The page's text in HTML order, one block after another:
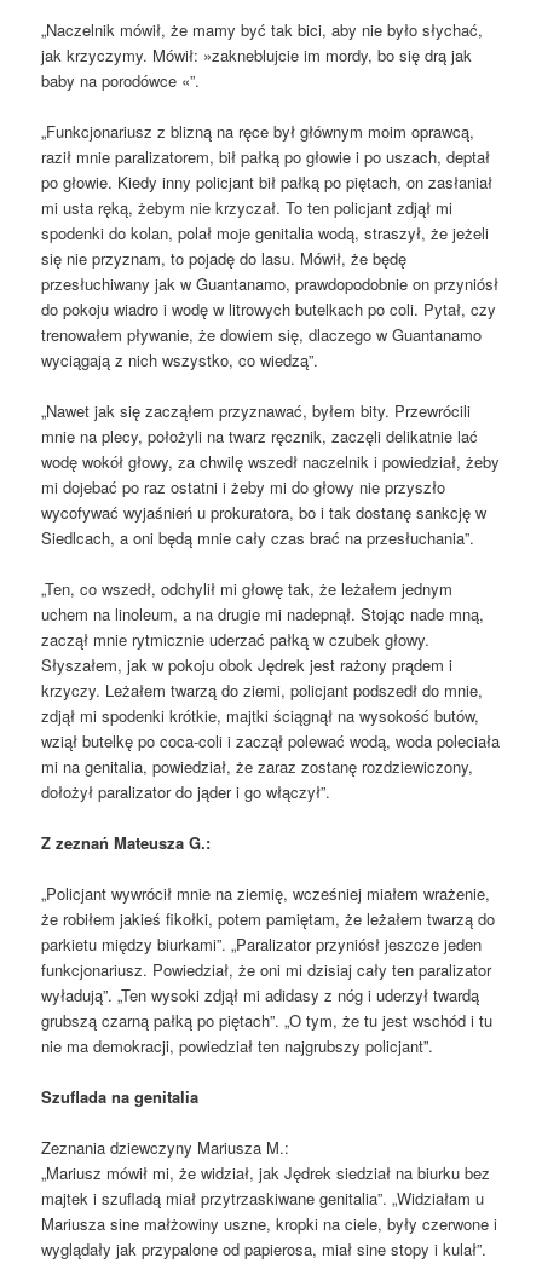
„Naczelnik mówił, że mamy być tak bici, aby nie było słychać,
jak krzyczymy. Mówił: »zakneblujcie im mordy, bo się drą jak
baby na porodówce «”.
„Funkcjonariusz z blizną na ręce był głównym moim oprawcą,
raził mnie paralizatorem, bił pałką po głowie i po uszach, deptał
po głowie. Kiedy inny policjant bił pałką po piętach, on zasłaniał
mi usta ręką, żebym nie krzyczał. To ten policjant zdjął mi
spodenki do kolan, polał moje genitalia wodą, straszył, że jeżeli
się nie przyznam, to pojadę do lasu. Mówił, że będę
przesłuchiwany jak w Guantanamo, prawdopodobnie on przyniósł
do pokoju wiadro i wodę w litrowych butelkach po coli. Pytał, czy
trenowałem pływanie, że dowiem się, dlaczego w Guantanamo
wyciągają z nich wszystko, co wiedzą”.
„Nawet jak się zacząłem przyznawać, byłem bity. Przewrócili
mnie na plecy, położyli na twarz ręcznik, zaczęli delikatnie lać
wodę wokół głowy, za chwilę wszedł naczelnik i powiedział, żeby
mi dojebać po raz ostatni i żeby mi do głowy nie przyszło
wycofywać wyjaśnień u prokuratora, bo i tak dostanę sankcję w
Siedlcach, a oni będą mnie cały czas brać na przesłuchania”.
„Ten, co wszedł, odchylił mi głowę tak, że leżałem jednym
uchem na linoleum, a na drugie mi nadepnął. Stojąc nade mną,
zaczął mnie rytmicznie uderzać pałką w czubek głowy.
Słyszałem, jak w pokoju obok Jędrek jest rażony prądem i
krzyczy. Leżałem twarzą do ziemi, policjant podszedł do mnie,
zdjął mi spodenki krótkie, majtki ściągnął na wysokość butów,
wziął butelkę po coca-coli i zaczął polewać wodą, woda poleciała
mi na genitalia, powiedział, że zaraz zostanę rozdziewiczony,
dołożył paralizator do jąder i go włączył”.
Z zeznań Mateusza G.:
„Policjant wywrócił mnie na ziemię, wcześniej miałem wrażenie,
że robiłem jakieś fikołki, potem pamiętam, że leżałem twarzą do
parkietu między biurkami”. „Paralizator przyniósł jeszcze jeden
funkcjonariusz. Powiedział, że oni mi dzisiaj cały ten paralizator
wyładują”. „Ten wysoki zdjął mi adidasy z nóg i uderzył twardą
grubszą czarną pałką po piętach”. „O tym, że tu jest wschód i tu
nie ma demokracji, powiedział ten najgrubszy policjant”.
Szuflada na genitalia
Zeznania dziewczyny Mariusza M.:
„Mariusz mówił mi, że widział, jak Jędrek siedział na biurku bez
majtek i szufladą miał przytrzaskiwane genitalia”. „Widziałam u
Mariusza sine małżowiny uszne, kropki na ciele, były czerwone i
wyglądały jak przypalone od papierosa, miał sine stopy i kulał”.